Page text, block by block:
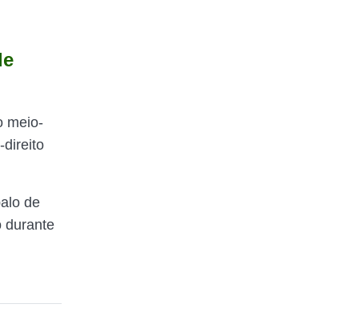
meio-
direito
de
durante